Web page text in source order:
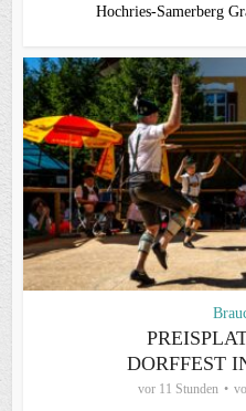
Hochries-Samerberg
DORFFEST
vor 11 Stunden